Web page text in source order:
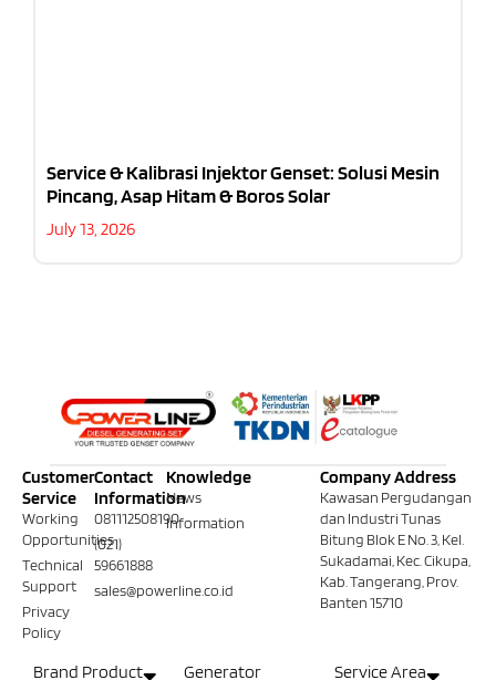
Service & Kalibrasi Injektor Genset: Solusi Mesin
Pincang, Asap Hitam & Boros Solar
July 13, 2026
Customer
Service
Working
Opportunities
Technical
Support
Privacy
Policy
Contact
Information
081112508190
(021)
59661888
sales@powerline.co.id
Knowledge
News
Information
Company Address
Kawasan Pergudangan
dan Industri Tunas
Bitung Blok E No. 3, Kel.
Sukadamai, Kec. Cikupa,
Kab. Tangerang, Prov.
Banten 15710
Brand Product Generator Service Area